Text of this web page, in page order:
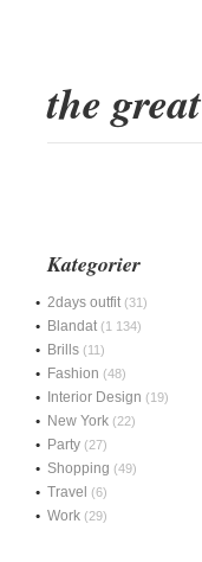
the great
Kategorier
2days outfit (31)
Blandat (1 134)
Brills (11)
Fashion (48)
Interior Design (19)
New York (22)
Party (27)
Shopping (49)
Travel (6)
Work (29)